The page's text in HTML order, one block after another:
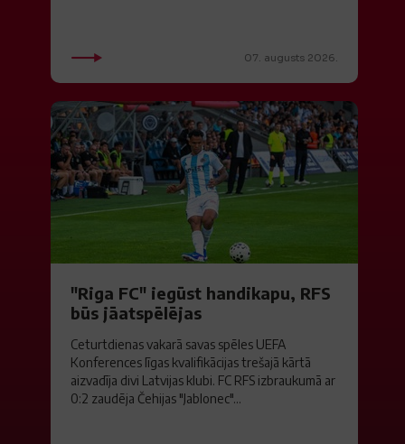
07. augusts 2026.
"Riga FC" iegūst handikapu, RFS
būs jāatspēlējas
Ceturtdienas vakarā savas spēles UEFA
Konferences līgas kvalifikācijas trešajā kārtā
aizvadīja divi Latvijas klubi. FC RFS izbraukumā ar
0:2 zaudēja Čehijas "Jablonec"...